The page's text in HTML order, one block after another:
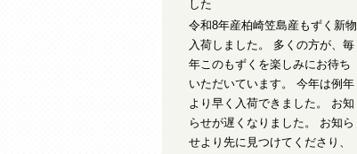
した
令和8年産柏崎笠島産もずく新物
入荷しました。 多くの方が、毎
年このもずくを楽しみにお待ち
いただいています。 今年は例年
より早く入荷できました。 お知
らせが遅くなりました。 お知ら
せより先に見つけてくださり、